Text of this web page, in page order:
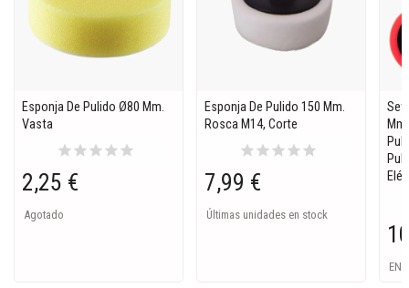
Esponja De Pulido Ø80 Mm.
Vasta
starstarstarstarstar
2,25 €
Agotado
Esponja De Pulido 150 Mm.
Rosca M14, Corte
starstarstarstarstar
7,99 €
Últimas unidades en stock
Set
EN